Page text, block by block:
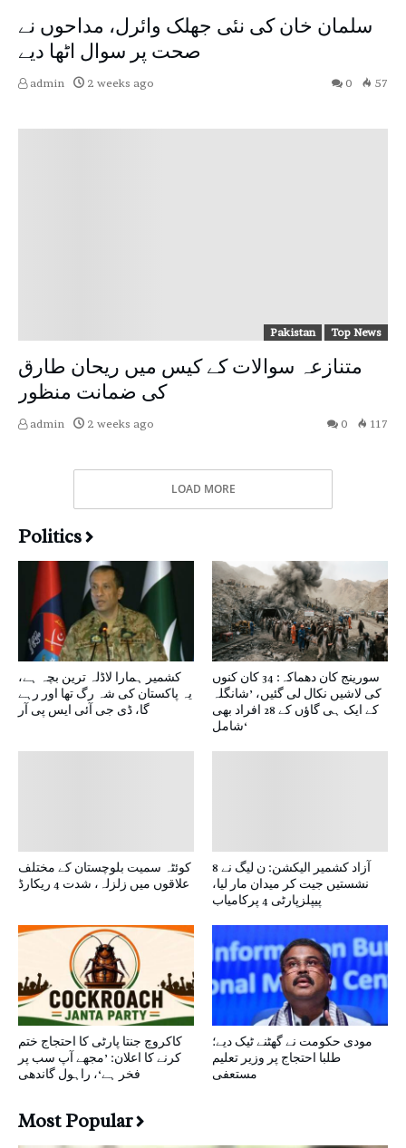
سلمان خان کی نئی جھلک وائرل، مداحوں نے
صحت پر سوال اٹھا دیے
admin 2 weeks ago 0 57
Pakistan Top News
متنازعہ سوالات کے کیس میں ریحان طارق
کی ضمانت منظور
admin 2 weeks ago 0 117
LOAD MORE
Politics
کشمیر ہمارا لاڈلہ ترین بچہ ہے،
یہ پاکستان کی شہ رگ تھا اور رہے
گا، ڈی جی آئی ایس پی آر
سورینج کان دھماکہ: 34 کان کنوں
کی لاشیں نکال لی گئیں، ’شانگلہ
کے ایک ہی گاؤں کے 28 افراد بھی
شامل‘
کوئٹہ سمیت بلوچستان کے مختلف
علاقوں میں زلزلہ، شدت 4 ریکارڈ
آزاد کشمیر الیکشن: ن لیگ نے 8
نشستیں جیت کر میدان مار لیا،
پیپلزپارٹی 4 پرکامیاب
کاکروچ جنتا پارٹی کا احتجاج ختم
کرنے کا اعلان: ’مجھے آپ سب پر
فخر ہے‘، راہول گاندھی
مودی حکومت نے گھٹنے ٹیک دیے؛
طلبا احتجاج پر وزیر تعلیم
مستعفی
Most Popular